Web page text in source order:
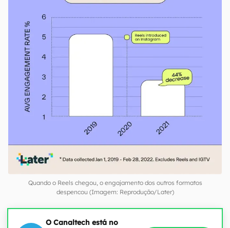
Quando o Reels chegou, o engajamento dos outros formatos
despencou (Imagem: Reprodução/Later)
O Canaltech está no